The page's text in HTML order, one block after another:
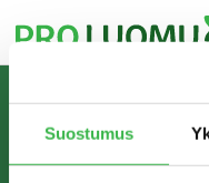
Suostumus
to
content
TIETOA MEISTÄ
Pro Luomu on